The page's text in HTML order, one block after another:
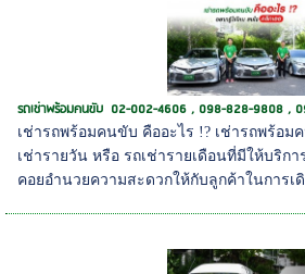
รถเช่าพร้อมคนขับ 02-002-4606 , 098-828-9808 ,
เช่ารถพร้อมคนขับ คืออะไร !? เช่ารถพร้อม
เช่ารายวัน หรือ รถเช่ารายเดือนที่มีให้บริก
คอยอำนวยความสะดวกให้กับลูกค้าในการเ